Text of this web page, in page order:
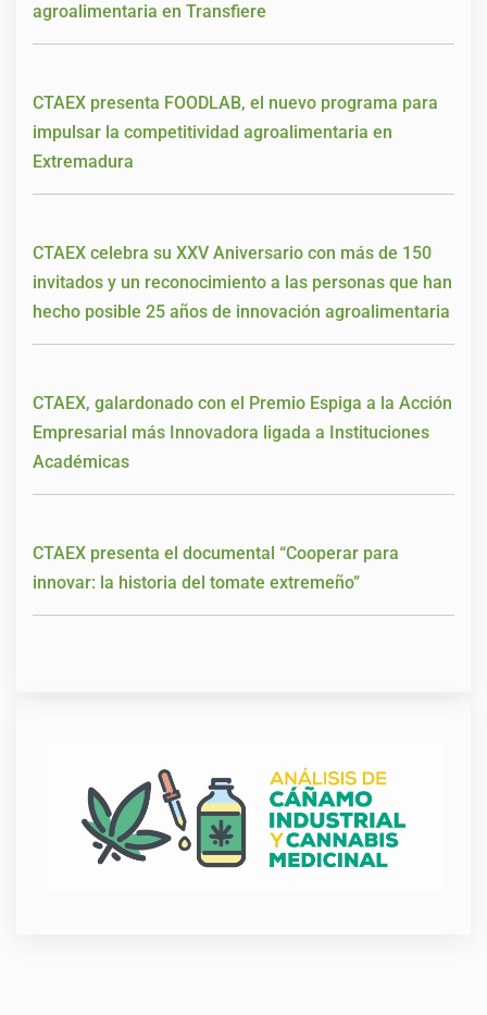
agroalimentaria en Transfiere
CTAEX presenta FOODLAB, el nuevo programa para
impulsar la competitividad agroalimentaria en
Extremadura
CTAEX celebra su XXV Aniversario con más de 150
invitados y un reconocimiento a las personas que han
hecho posible 25 años de innovación agroalimentaria
CTAEX, galardonado con el Premio Espiga a la Acción
Empresarial más Innovadora ligada a Instituciones
Académicas
CTAEX presenta el documental “Cooperar para
innovar: la historia del tomate extremeño”